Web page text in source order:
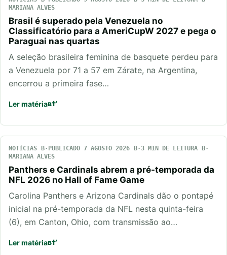
MARIANA ALVES
Brasil é superado pela Venezuela no
Classificatório para a AmeriCupW 2027 e pega o
Paraguai nas quartas
A seleção brasileira feminina de basquete perdeu para
a Venezuela por 71 a 57 em Zárate, na Argentina,
encerrou a primeira fase…
Ler matéria
NOTÍCIAS PUBLICADO 7 AGOSTO 2026
3 MIN DE LEITURA
MARIANA ALVES
Panthers e Cardinals abrem a pré-temporada da
NFL 2026 no Hall of Fame Game
Carolina Panthers e Arizona Cardinals dão o pontapé
inicial na pré-temporada da NFL nesta quinta-feira
(6), em Canton, Ohio, com transmissão ao…
Ler matéria